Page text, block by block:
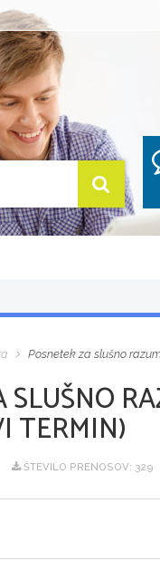
Posnetek za slušno
TERMIN)
ŠTEVILO PRENOSOV: 329